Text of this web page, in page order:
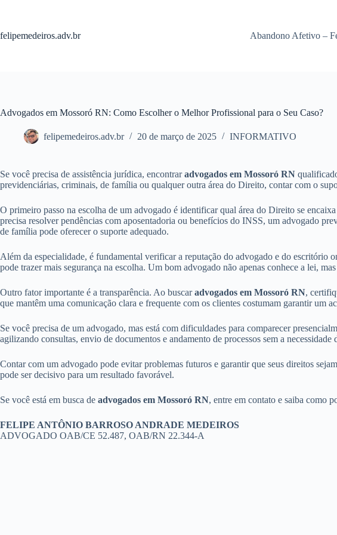
conteúdo
felipemedeiros.adv.br Abandono Afetivo –
Advogados em Mossoró RN: Como Escolher o Melhor Profissional para o Seu Caso?
felipemedeiros.adv.br 20 de março de 2025 INFORMATIVO
Se você precisa de assistência jurídica, encontraradvogados em Mossoró RN
previdenciárias, criminais, de família ou qualquer outra área do Direito, contar com o
O primeiro passo na escolha de um advogado é identificar qual área do Direito se
precisa resolver pendências com aposentadoria ou benefícios do INSS, um advogado
de família pode oferecer o suporte adequado.
Além da especialidade, é fundamental verificar a reputação do advogado e do escritório
pode trazer mais segurança na escolha. Um bom advogado não apenas conhece a lei,
Outro fator importante é a transparência. Ao buscaradvogados em Mossoró RN,
que mantêm uma comunicação clara e frequente com os clientes costumam garantir um
Se você precisa de um advogado, mas está com dificuldades para comparecer
agilizando consultas, envio de documentos e andamento de processos sem a necessidade
Contar com um advogado pode evitar problemas futuros e garantir que seus direitos
pode ser decisivo para um resultado favorável.
Se você está em busca de advogados em Mossoró RN, entre em contato e saiba como
FELIPE ANTÔNIO BARROSO ANDRADE MEDEIROS
ADVOGADO OAB/CE 52.487, OAB/RN 22.344-A